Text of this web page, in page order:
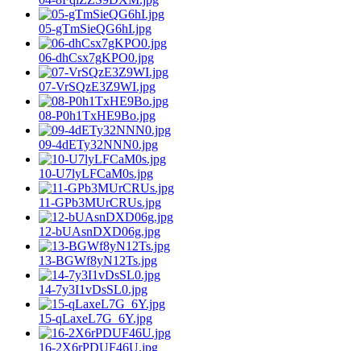
05-gTmSieQG6hI.jpg
06-dhCsx7gKPO0.jpg
07-VrSQzE3Z9WI.jpg
08-P0h1TxHE9Bo.jpg
09-4dETy32NNN0.jpg
10-U7lyLFCaM0s.jpg
11-GPb3MUrCRUs.jpg
12-bUAsnDXD06g.jpg
13-BGWf8yN12Ts.jpg
14-7y3I1vDsSL0.jpg
15-qLaxeL7G_6Y.jpg
16-2X6rPDUF46U.jpg